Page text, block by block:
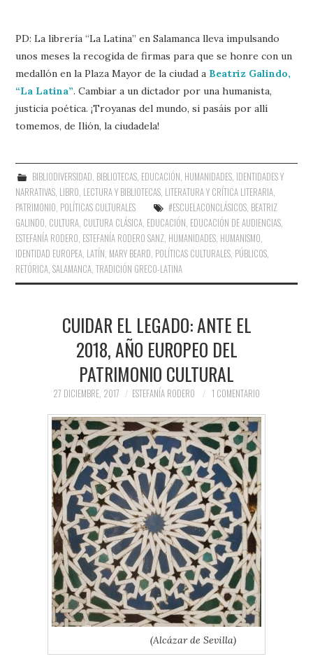
PD: La librería “La Latina” en Salamanca lleva impulsando
unos meses la recogida de firmas para que se honre con un
medallón en la Plaza Mayor de la ciudad a Beatriz Galindo,
“La Latina”. Cambiar a un dictador por una humanista,
justicia poética. ¡Troyanas del mundo, si pasáis por allí
tomemos, de Ilión, la ciudadela!
BIBLIODIVERSIDAD, BIBLIOTECAS, EDUCACIÓN, HUMANIDADES, IDENTIDADES Y
NARRATIVAS, LIBRO, LECTURA Y BIBLIOTECAS, LITERATURA Y CRÍTICA LITERARIA,
PATRIMONIO, POLÍTICAS CULTURALES #ESCUELACONCLÁSICOS, BEATRIZ
GALINDO, CULTURA, CULTURA CLÁSICA, EDUCACIÓN, EDUCACIÓN DE AUDIENCIAS,
ESTEFANÍA RODERO, ESTEFANÍA RODERO SANZ, HUMANIDADES, HUMANISMO,
IDENTIDAD EUROPEA, LATÍN, MARY BEARD, POLÍTICAS CULTURALES, PÚBLICOS,
RETÓRICA,SALAMANCA,TRADICIÓN GRECO-LATINA
CUIDAR EL LEGADO: ANTE EL
2018, AÑO EUROPEO DEL
PATRIMONIO CULTURAL
27 DICIEMBRE, 2017 ESTEFANÍA RODERO 1 COMENTARIO
(Alcázar de Sevilla)